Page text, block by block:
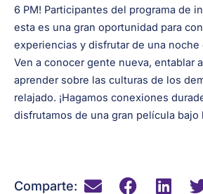
6 PM! Participantes del programa de
esta es una gran oportunidad para
experiencias y disfrutar de una
Ven a conocer gente nueva, entablar
aprender sobre las culturas de los
relajado. ¡Hagamos conexiones
disfrutamos de una gran película bajo
Comparte: